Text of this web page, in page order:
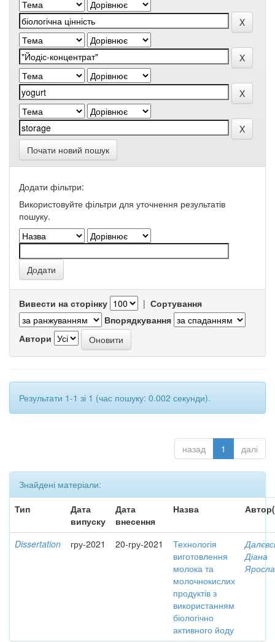
Почати новий пошук
Додати фільтри:
Використовуйте фільтри для уточнення результатів
пошуку.
Вивести на сторінку | Сортування
Впорядкування
Автори
Результати 1-1 зі 1 (час пошуку: 0.002 секунди).
назад 1 далі
Знайдені матеріали:
Тип
Дата
випуску
Дата
внесення
Назва
Dissertation гру-2021 20-гру-2021
Технологія
виготовлення
молока та
молочнокислих
продуктів з
використанням
біологічно
активного йоду
Діана